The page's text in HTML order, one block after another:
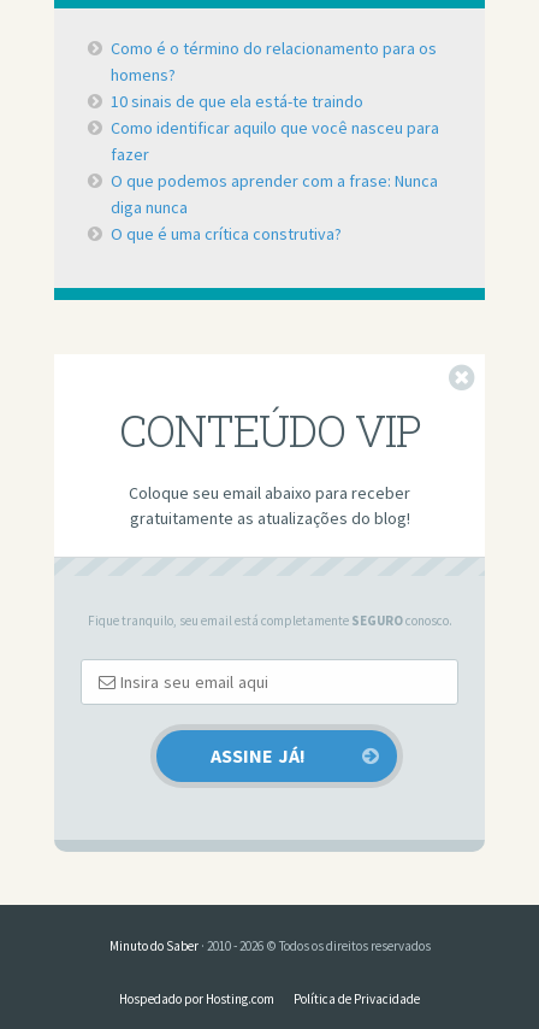
Como é o término do relacionamento para os
homens?
10 sinais de que ela está-te traindo
Como identificar aquilo que você nasceu para
fazer
O que podemos aprender com a frase: Nunca
diga nunca
O que é uma crítica construtiva?
CONTEÚDO VIP
Coloque seu email abaixo para receber
gratuitamente as atualizações do blog!
Fique tranquilo, seu email está completamente SEGUROconosco.
Minuto do Saber· 2010 - 2026 © Todos os direitos reservados
Hospedado por Hosting.com Política de Privacidade